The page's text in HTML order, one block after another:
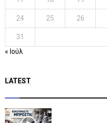
24 25 26
31
« Ιούλ
LATEST